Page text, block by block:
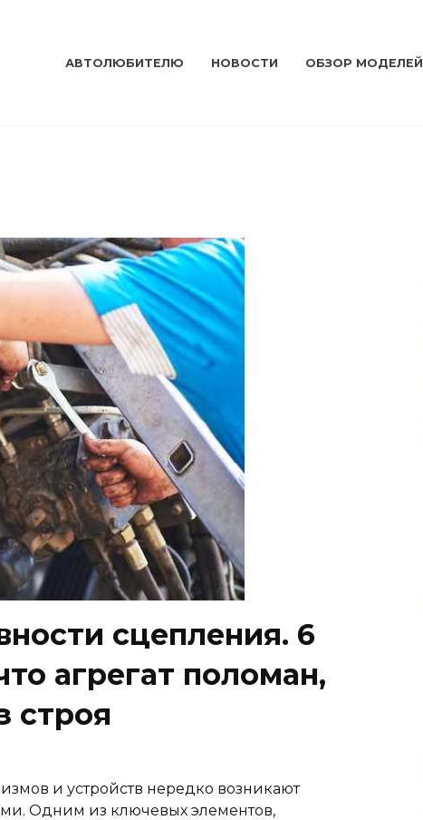
АВТОЛЮБИТЕЛЮ НОВОСТИ ОБЗОР МОДЕЛЕЙ
сцепления. 6
агрегат поломан,
строя
и устройств нередко возникают
Одним из ключевых элементов,